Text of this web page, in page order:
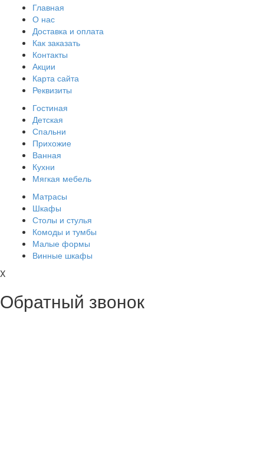
Главная
О нас
Доставка и оплата
Как заказать
Контакты
Акции
Карта сайта
Реквизиты
Гостиная
Детская
Спальни
Прихожие
Ванная
Кухни
Мягкая мебель
Матрасы
Шкафы
Столы и стулья
Комоды и тумбы
Малые формы
Винные шкафы
X
Обратный звонок